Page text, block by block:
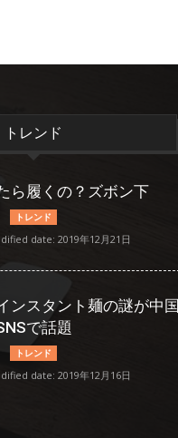
トレンド
ら履くの？ズボン下
トレンド
date: 2019年12月21日
ンスタント麺の謎が中国
で話題
トレンド
date: 2019年12月16日